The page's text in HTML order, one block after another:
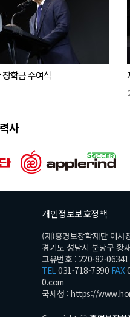
학금 수여식
사
개인정보보호정책
(재)홍명보장학재단 이사
경기도 성남시 분당구 황
고유번호 : 220-82-06341
TEL031-718-7390 FAX
0.com
국세청 : https://